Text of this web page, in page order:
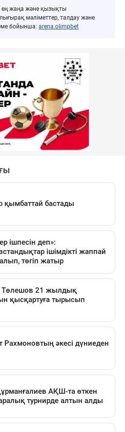
ең жаңа және қызықты
мәліметтер, талдау және
бойынша: arena.olimpbet